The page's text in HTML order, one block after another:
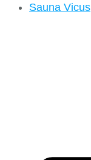
Sauna Vicus